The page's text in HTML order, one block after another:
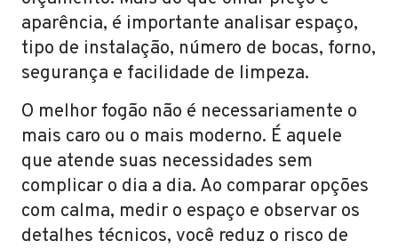
aparência, é importante analisar espaço,
tipo de instalação, número de bocas, forno,
segurança e facilidade de limpeza.
O melhor fogão não é necessariamente o
mais caro ou o mais moderno. É aquele
que atende suas necessidades sem
complicar o dia a dia. Ao comparar opções
com calma, medir o espaço e observar os
detalhes técnicos, você reduz o risco de